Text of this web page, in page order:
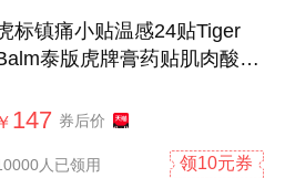
标镇痛小贴温感24贴Tiger
泰版虎牌膏药贴肌肉酸痛
￥ 147 券后价
人已领用 领10元券